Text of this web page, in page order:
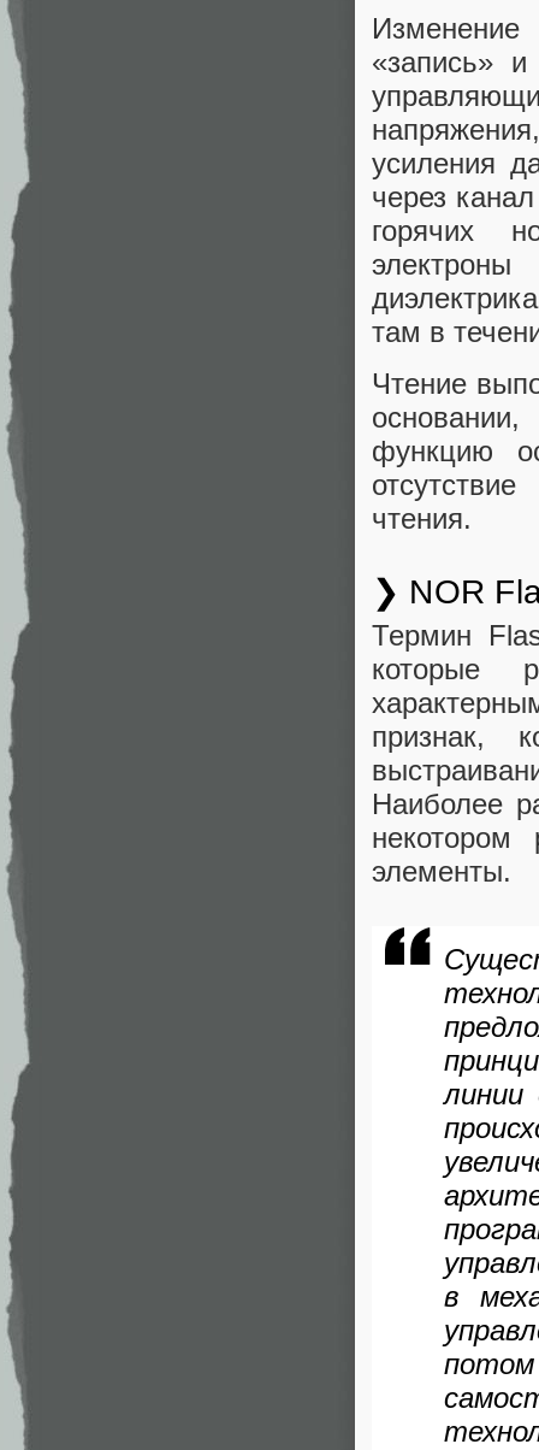
«запись»
усиления
через
горячих
там в
Чтение
функцию
чтения.
❯ NOR
Термин
которые
признак,
Наиболее
некотором
элементы.
линии
в